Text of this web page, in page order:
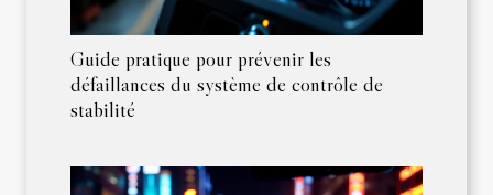
Guide pratique pour prévenir les
défaillances du système de contrôle de
stabilité